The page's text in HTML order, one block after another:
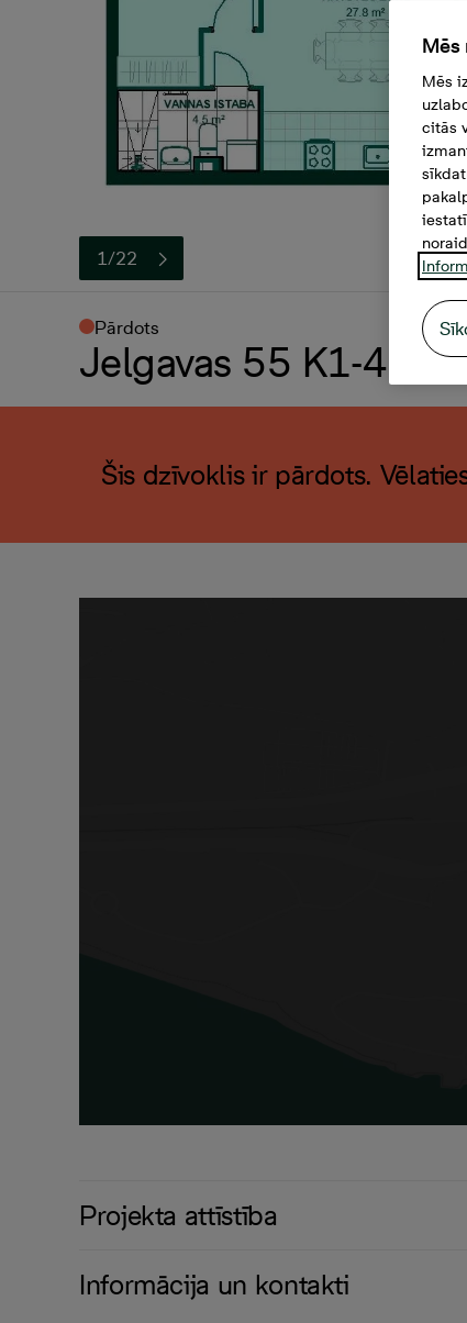
1/22
Pārdots
Jelgavas 55 K1-42, 3
Šis dzīvoklis ir pārdots.
Projekta attīstība
Informācija un kontakti
Mēs
Mēs
citās